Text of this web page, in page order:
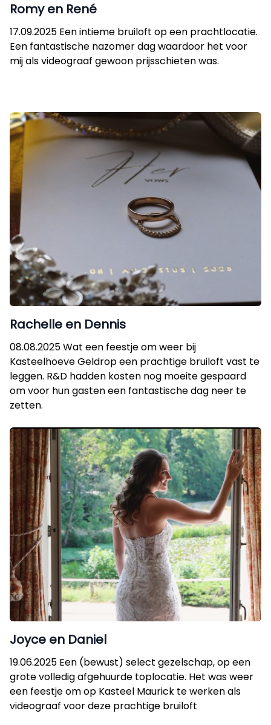
Romy en René
17.09.2025 Een intieme bruiloft op een prachtlocatie.
Een fantastische nazomer dag waardoor het voor
mij als videograaf gewoon prijsschieten was.
Rachelle en Dennis
08.08.2025 Wat een feestje om weer bij
Kasteelhoeve Geldrop een prachtige bruiloft vast te
leggen. R&D hadden kosten nog moeite gespaard
om voor hun gasten een fantastische dag neer te
zetten.
Joyce en Daniel
19.06.2025 Een (bewust) select gezelschap, op een
grote volledig afgehuurde toplocatie. Het was weer
een feestje om op Kasteel Maurick te werken als
videograaf voor deze prachtige bruiloft